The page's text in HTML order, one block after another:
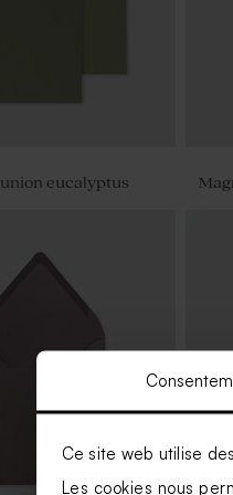
Ce site web utilise
Les cookies nous
eucalyptus